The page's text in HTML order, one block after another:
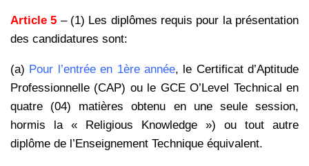
Article 5 – (1) Les diplômes requis pour la présentation
des candidatures sont:
(a) Pour l’entrée en 1ère année, le Certificat d’Aptitude
Professionnelle (CAP) ou le GCE O’Level Technical en
quatre (04) matières obtenu en une seule session,
hormis la « Religious Knowledge ») ou tout autre
diplôme de l’Enseignement Technique équivalent.